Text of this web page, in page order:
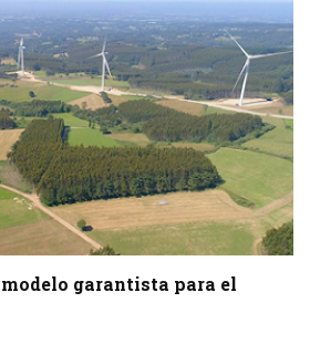
garantista para el